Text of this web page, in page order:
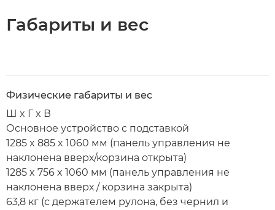
Габариты и вес
Физические габариты и вес
Ш x Г x В
Основное устройство с подставкой
1285 x 885 x 1060 мм (панель управления не
наклонена вверх/корзина открыта)
1285 x 756 x 1060 мм (панель управления не
наклонена вверх / корзина закрыта)
63,8 кг (с держателем рулона, без чернил и